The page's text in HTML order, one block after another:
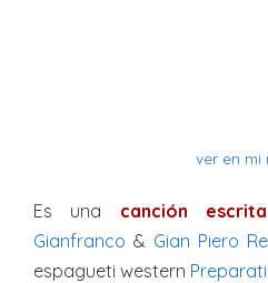
ver en mi
Es una canción
Gianfranco & Gian Piero
espagueti western